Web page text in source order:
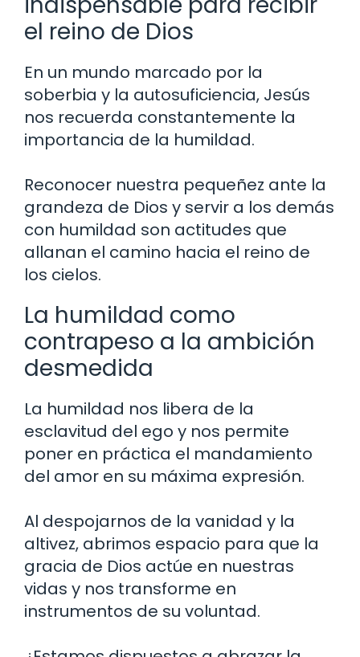
el reino de Dios
En un mundo marcado por la
soberbia y la autosuficiencia, Jesús
nos recuerda constantemente la
importancia de la humildad.
Reconocer nuestra pequeñez ante la
grandeza de Dios y servir a los demás
con humildad son actitudes que
allanan el camino hacia el reino de
los cielos.
La humildad como
contrapeso a la ambición
desmedida
La humildad nos libera de la
esclavitud del ego y nos permite
poner en práctica el mandamiento
del amor en su máxima expresión.
Al despojarnos de la vanidad y la
altivez, abrimos espacio para que la
gracia de Dios actúe en nuestras
vidas y nos transforme en
instrumentos de su voluntad.